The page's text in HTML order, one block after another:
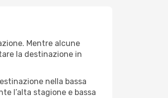
Mentre alcune
la destinazione in
nella bassa
l’alta stagione e bassa